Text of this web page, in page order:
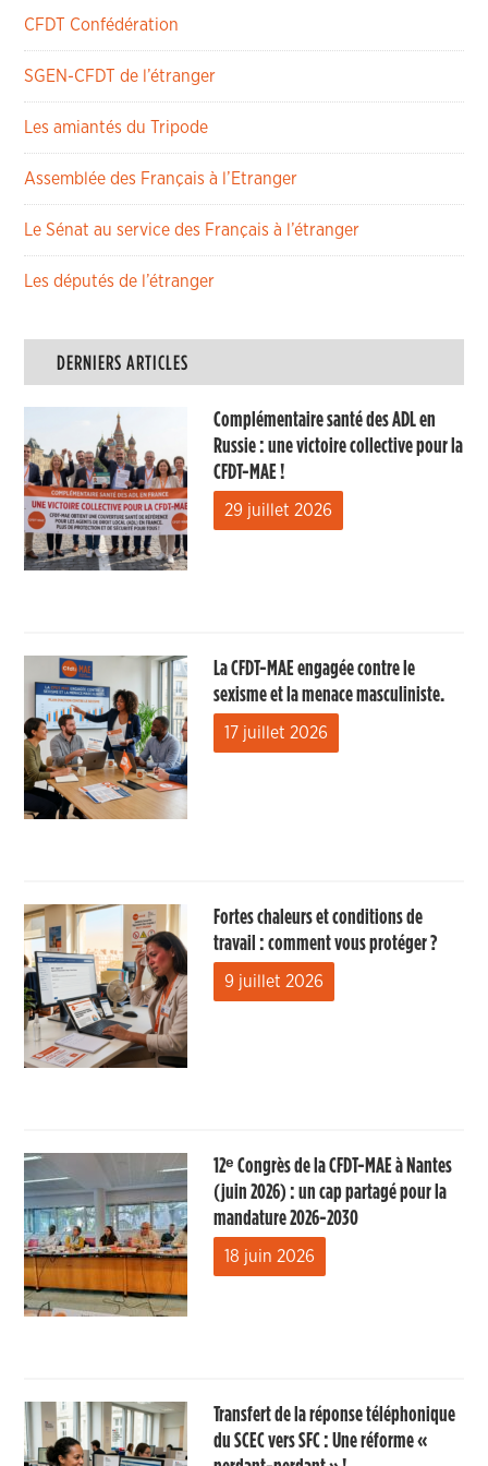
CFDT Confédération
SGEN-CFDT de l’étranger
Les amiantés du Tripode
Assemblée des Français à l’Etranger
Le Sénat au service des Français à l’étranger
Les députés de l’étranger
DERNIERS ARTICLES
Complémentaire santé des ADL en
Russie : une victoire collective pour la
CFDT-MAE !
29 juillet 2026
La CFDT-MAE engagée contre le
sexisme et la menace masculiniste.
17 juillet 2026
Fortes chaleurs et conditions de
travail : comment vous protéger ?
9 juillet 2026
12ᵉ Congrès de la CFDT-MAE à Nantes
(juin 2026) : un cap partagé pour la
mandature 2026-2030
18 juin 2026
Transfert de la réponse téléphonique
du SCEC vers SFC : Une réforme «